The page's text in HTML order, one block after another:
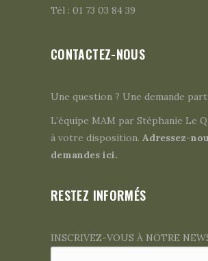
Tél : 01 73 03 84 39
CONTACTEZ-NOUS
Une question ? Une demande
L’équipe MAM par Stéphanie Le
à votre disposition. Adressez-
demandes ici.
RESTEZ INFORMÉS
INSCRIVEZ-VOUS À NOTRE